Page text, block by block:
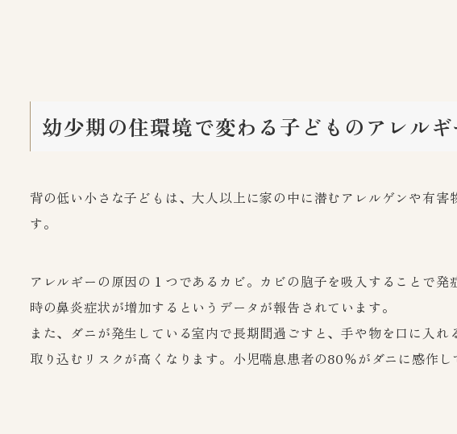
幼少期の住環境で変わる子どものアレル
背の低い小さな子どもは、大人以上に家の中に潜むアレルゲンや有
す。
アレルギーの原因の１つであるカビ。カビの胞子を吸入することで
時の鼻炎症状が増加するというデータが報告されています。
また、ダニが発生している室内で長期間過ごすと、手や物を口に入
取り込むリスクが高くなります。小児喘息患者の80％がダニに感作し